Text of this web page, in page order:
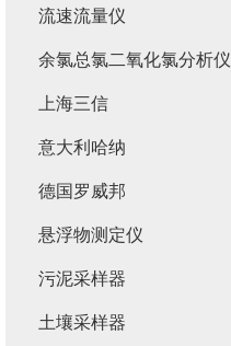
流速流量仪
余氯总氯二氧化氯分析仪
上海三信
意大利哈纳
德国罗威邦
悬浮物测定仪
污泥采样器
土壤采样器